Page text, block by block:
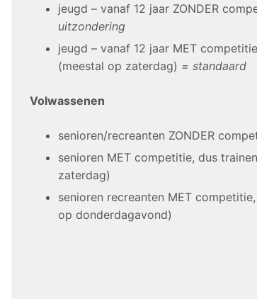
jeugd – vanaf 12 jaar ZONDER
uitzondering
jeugd – vanaf 12 jaar MET
(meestal op zaterdag) = standaard
Volwassenen
senioren/recreanten ZONDER
senioren MET competitie, dus
zaterdag)
senioren recreanten MET
op donderdagavond)